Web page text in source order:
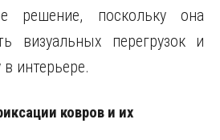
решение, поскольку она
визуальных перегрузок и
интерьере.
ковров и их